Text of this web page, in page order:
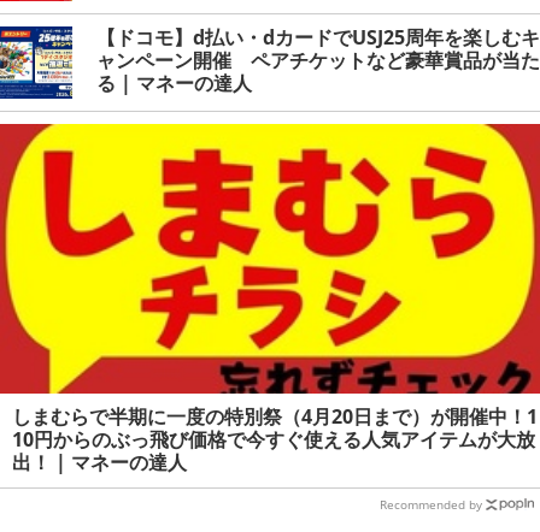
【ドコモ】d払い・dカードでUSJ25周年を楽しむキ
ャンペーン開催 ペアチケットなど豪華賞品が当た
る | マネーの達人
しまむらで半期に一度の特別祭（4月20日まで）が開催中！1
10円からのぶっ飛び価格で今すぐ使える人気アイテムが大放
出！ | マネーの達人
Recommended by